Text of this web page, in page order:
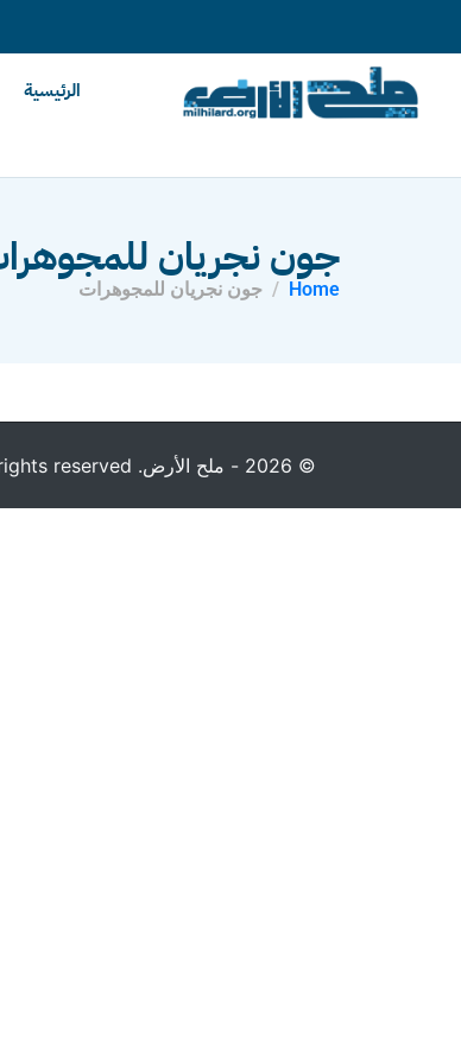
الرئيسية
جون نجريان
Home جون نجريان للمجوهرات
© 2026 - ملح الأرض. All rights reserved.